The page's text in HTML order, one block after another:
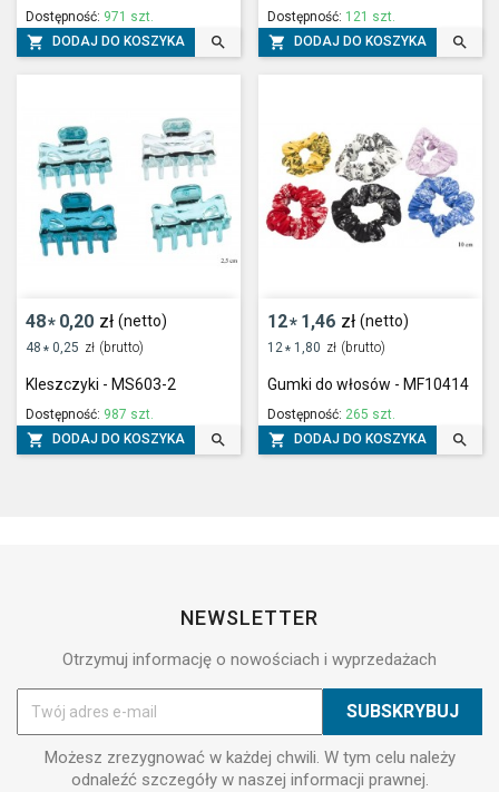
Dostępność: 971 szt.
 DODAJ DO KOSZYKA 
Dostępność: 121 szt.
 DODAJ DO KOSZYKA 
48* 0,20 zł (netto)
48 * 0,25 zł (brutto)
Kleszczyki - MS603-2
Dostępność: 987 szt.
 DODAJ DO KOSZYKA 
12* 1,46 zł (netto)
12* 1,80 zł (brutto)
Gumki do włosów - MF10414
Dostępność: 265 szt.
 DODAJ DO KOSZYKA 
NEWSLETTER
Otrzymuj informację o nowościach i wyprzedażach
Możesz zrezygnować w każdej chwili. W tym celu należy
odnaleźć szczegóły w naszej informacji prawnej.